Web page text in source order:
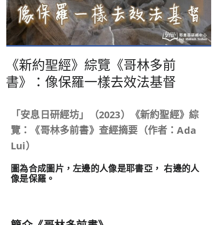
《新約聖經》綜覽《哥林多前
書》：像保羅一樣去效法基督
「安息日研經坊」（2023）《新約聖經》綜
覽：《哥林多前書》查經摘要（作者：Ada
Lui）
圖為合成圖片，左邊的人像是耶書亞， 右邊的人
像是保羅。